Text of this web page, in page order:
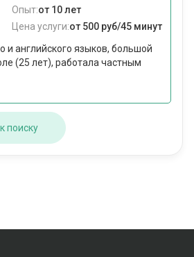
Опыт:от 10 лет
Цена услуги:от 500 руб/45 минут
и английского языков, большой
(25 лет), работала частным
поиску